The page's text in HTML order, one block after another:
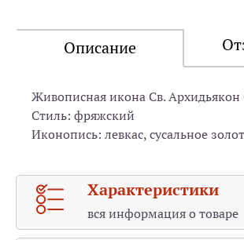
Описание
Живописная икона Св. Архидьякон
Стиль: фряжский
Иконопись: левкас, сусальное
Характеристики
вся информация о товаре